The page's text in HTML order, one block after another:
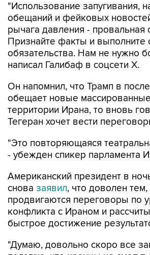
"Использование запугивания,
обещаний и фейковых
рычага давления - провальная
Признайте факты и выполните
обязательства. Нам не нужно
написал Галибаф в соцсети X.
Он напомнил, что Трамп в
обещает новые
территории Ирана, то вновь
Тегеран хочет вести
"Это повторяющаяся
- убежден спикер парламента
Американский президент в
снова заявил, что доволен тем,
продвигаются переговоры по
конфликта с Ираном и
быстрое достижение
"Думаю, довольно скоро все